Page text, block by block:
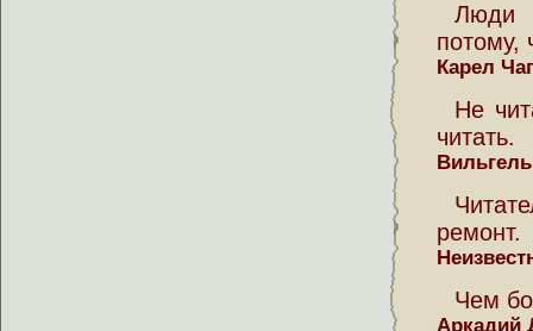
Люди
потому,
Карел
Не
читать.
ремонт.
Чем
Аркадий